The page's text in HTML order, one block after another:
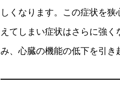
しくなります。この症状を
えてしまい症状はさらに強
み、心臓の機能の低下を引き